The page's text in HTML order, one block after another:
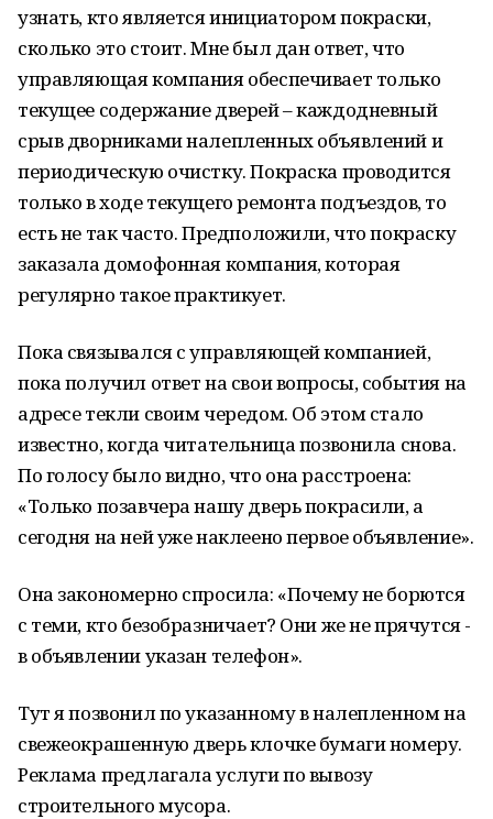
узнать, кто является инициатором покраски,
сколько это стоит. Мне был дан ответ, что
управляющая компания обеспечивает только
текущее содержание дверей – каждодневный
срыв дворниками налепленных объявлений и
периодическую очистку. Покраска проводится
только в ходе текущего ремонта подъездов, то
есть не так часто. Предположили, что покраску
заказала домофонная компания, которая
регулярно такое практикует.
Пока связывался с управляющей компанией,
пока получил ответ на свои вопросы, события на
адресе текли своим чередом. Об этом стало
известно, когда читательница позвонила снова.
По голосу было видно, что она расстроена:
«Только позавчера нашу дверь покрасили, а
сегодня на ней уже наклеено первое объявление».
Она закономерно спросила: «Почему не борются
с теми, кто безобразничает? Они же не прячутся -
в объявлении указан телефон».
Тут я позвонил по указанному в налепленном на
свежеокрашенную дверь клочке бумаги номеру.
Реклама предлагала услуги по вывозу
строительного мусора.